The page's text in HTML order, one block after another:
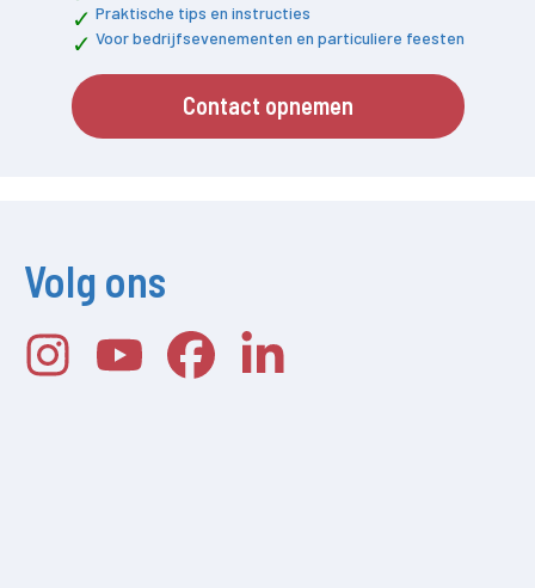
Praktische tips en instructies
Voor bedrijfsevenementen en particuliere feesten
Contact opnemen
Volg ons